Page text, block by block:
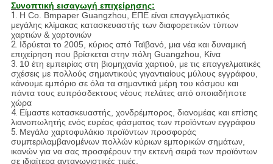
Συνοπτική εισαγωγή επιχείρησης:
1. Η Co. Bmpaper Guangzhou, ΕΠΕ είναι επαγγελματικός
μεγάλης κλίμακας κατασκευαστής των διαφορετικών τύπων
χαρτιών & χαρτονιών
2. Ιδρύεται το 2005, κύριος από Ταϊβανό, μια νέα και δυναμική
επιχείρηση που βρίσκεται στην πόλη Guangzhou, Κίνα
3. 10 έτη εμπειρίας στη βιομηχανία χαρτιού, με τις επαγγελματικές
σχέσεις με πολλούς σημαντικούς γιγαντιαίους μύλους εγγράφου,
κάνουμε εμπόριο σε όλα τα σημαντικά μέρη του κόσμου και
πάντα τους ευπρόσδεκτους νέους πελάτες από οποιαδήποτε
χώρα
4. Είμαστε κατασκευαστής, χονδρέμπορος, διανομέας και επίσης
λιανοπωλητής ενός ευρέος φάσματος των προϊόντων εγγράφου
5. Μεγάλο χαρτοφυλάκιο προϊόντων προσφοράς
συμπεριλαμβανομένων πολλών κύριων εμπορικών σημάτων,
ικανών για να σας προσφέρουν την εκτενή σειρά των προϊόντων
σε ιδιαίτερα ανταγωνιστικές τιμές.